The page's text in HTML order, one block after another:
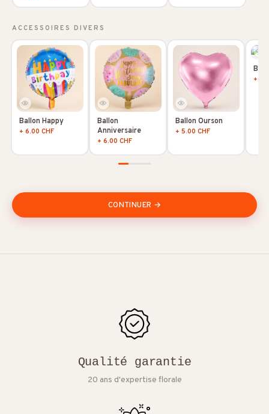
ACCESSOIRES DIVERS
Ballon Happy
+ 6.00 CHF
Ballon
Anniversaire
+ 6.00 CHF
Ballon Ourson
+ 5.00 CHF
+
CONTINUER →
Qualité garantie
20 ans d'expertise florale